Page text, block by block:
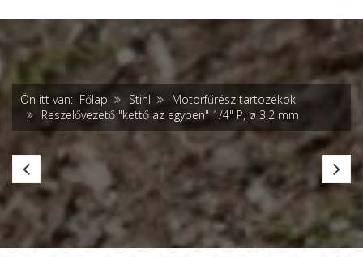
Ön itt van: Főlap Stihl
Motorfűrész tartozékok
Reszelővezető "kettő az egyben" 1/4" P, ø 3.2 mm
Reszelővezető
"kettő
az
egyben"
30
/